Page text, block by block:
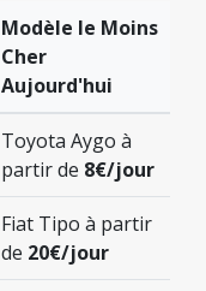
Modèle le Moins
Cher
Aujourd'hui
Toyota Aygo à
partir de 8€/jour
Fiat Tipo à partir
de 20€/jour